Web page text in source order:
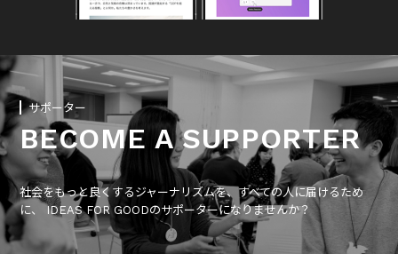
サポーター
BECOME A SUPPORTER
社会をもっと良くするジャーナリズムを、すべての人に届けるため
に、 IDEAS FOR GOODのサポーターになりませんか？